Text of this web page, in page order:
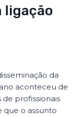
ligação
da
aconteceu de
profissionais
que o assunto